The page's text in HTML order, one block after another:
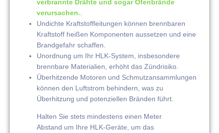
verbrannte Drähte und sogar Ofenbrände
verursachen.
Undichte Kraftstoffleitungen können brennbaren
Kraftstoff heißen Komponenten aussetzen und eine
Brandgefahr schaffen.
Unordnung um Ihr HLK-System, insbesondere
brennbare Materialien, erhöht das Zündrisiko.
Überhitzende Motoren und Schmutzansammlungen
können den Luftstrom behindern, was zu
Überhitzung und potenziellen Bränden führt.
Halten Sie stets mindestens einen Meter
Abstand um Ihre HLK-Geräte, um das